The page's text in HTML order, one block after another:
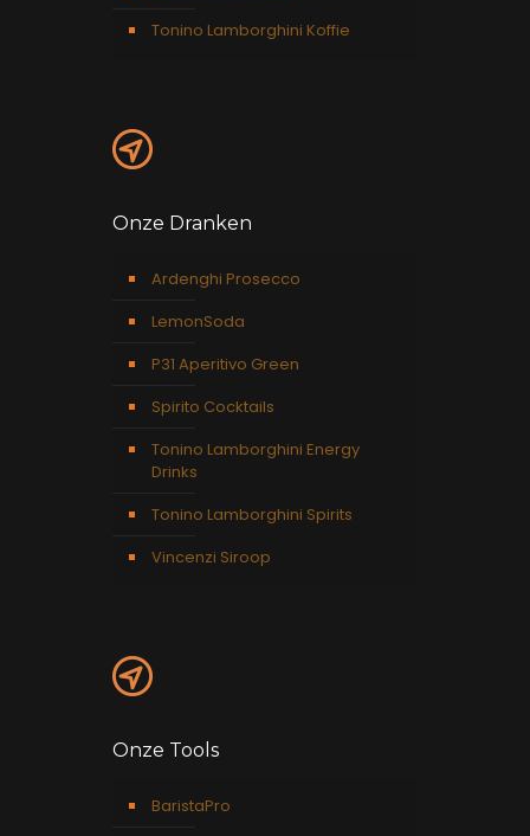
Tonino Lamborghini Koffie
Onze Dranken
Ardenghi Prosecco
LemonSoda
P31 Aperitivo Green
Spirito Cocktails
Tonino Lamborghini Energy
Drinks
Tonino Lamborghini Spirits
Vincenzi Siroop
Onze Tools
BaristaPro